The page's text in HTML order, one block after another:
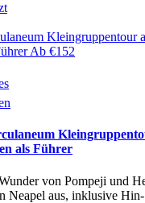
Kleingruppentour
Ab €152
als Führer
von Pompeji und
Neapel aus, inklusive